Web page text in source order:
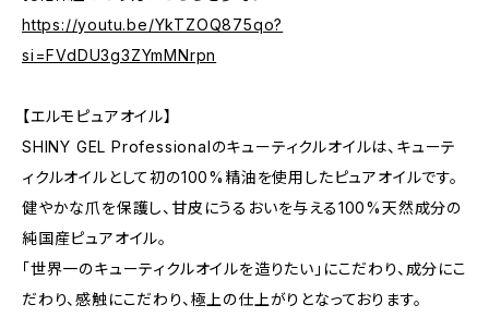
https://youtu.be/YkTZOQ875qo?
si=FVdDU3g3ZYmMNrpn
【エルモピュアオイル】
SHINY GEL Professionalのキューティクルオイルは、キューテ
ィクルオイルとして初の100%精油を使用したピュアオイルです。
健やかな爪を保護し、甘皮にうるおいを与える100%天然成分の
純国産ピュアオイル。
「世界一のキューティクルオイルを造りたい」にこだわり、成分にこ
だわり、感触にこだわり、極上の仕上がりとなっております。